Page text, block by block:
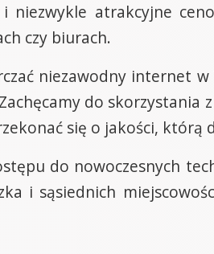
niezwykle atrakcyjne
czy biurach.
niezawodny internet
do skorzystania
się o jakości,
do nowoczesnych
i sąsiednich